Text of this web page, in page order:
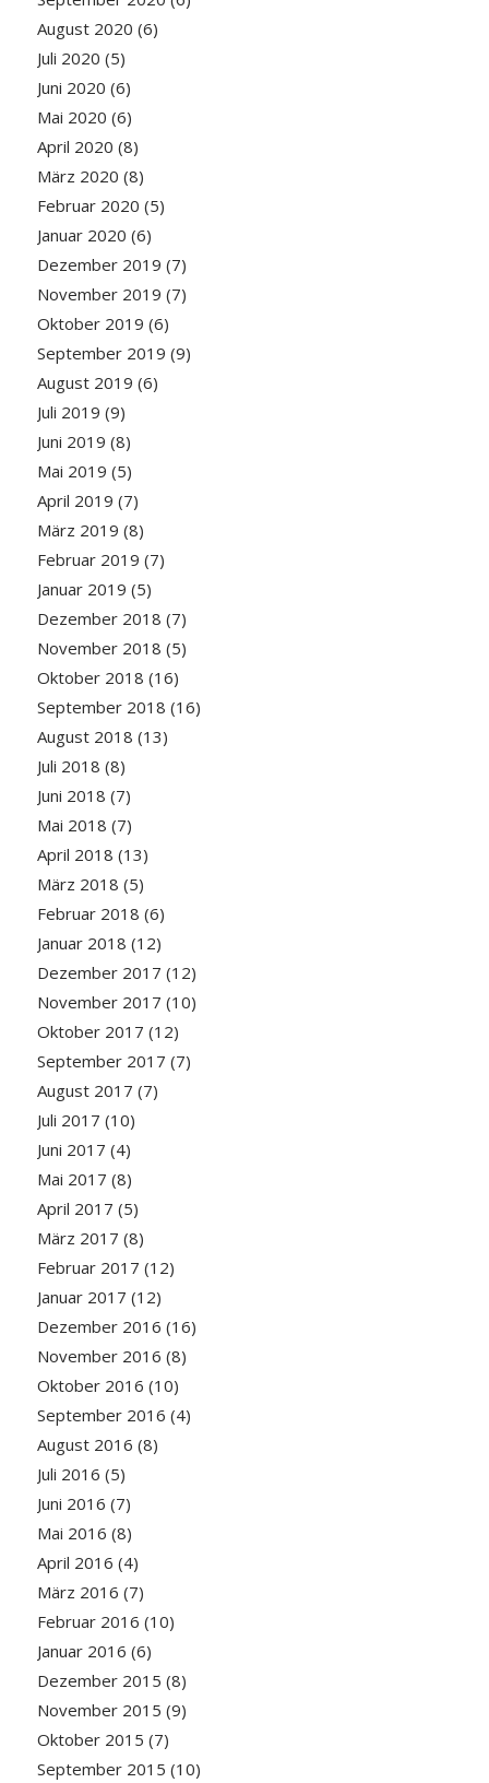
August 2020 (6)
Juli 2020 (5)
Juni 2020 (6)
Mai 2020 (6)
April 2020 (8)
März 2020 (8)
Februar 2020 (5)
Januar 2020 (6)
Dezember 2019 (7)
November 2019 (7)
Oktober 2019 (6)
September 2019 (9)
August 2019 (6)
Juli 2019 (9)
Juni 2019 (8)
Mai 2019 (5)
April 2019 (7)
März 2019 (8)
Februar 2019 (7)
Januar 2019 (5)
Dezember 2018 (7)
November 2018 (5)
Oktober 2018 (16)
September 2018 (16)
August 2018 (13)
Juli 2018 (8)
Juni 2018 (7)
Mai 2018 (7)
April 2018 (13)
März 2018 (5)
Februar 2018 (6)
Januar 2018 (12)
Dezember 2017 (12)
November 2017 (10)
Oktober 2017 (12)
September 2017 (7)
August 2017 (7)
Juli 2017 (10)
Juni 2017 (4)
Mai 2017 (8)
April 2017 (5)
März 2017 (8)
Februar 2017 (12)
Januar 2017 (12)
Dezember 2016 (16)
November 2016 (8)
Oktober 2016 (10)
September 2016 (4)
August 2016 (8)
Juli 2016 (5)
Juni 2016 (7)
Mai 2016 (8)
April 2016 (4)
März 2016 (7)
Februar 2016 (10)
Januar 2016 (6)
Dezember 2015 (8)
November 2015 (9)
Oktober 2015 (7)
September 2015 (10)